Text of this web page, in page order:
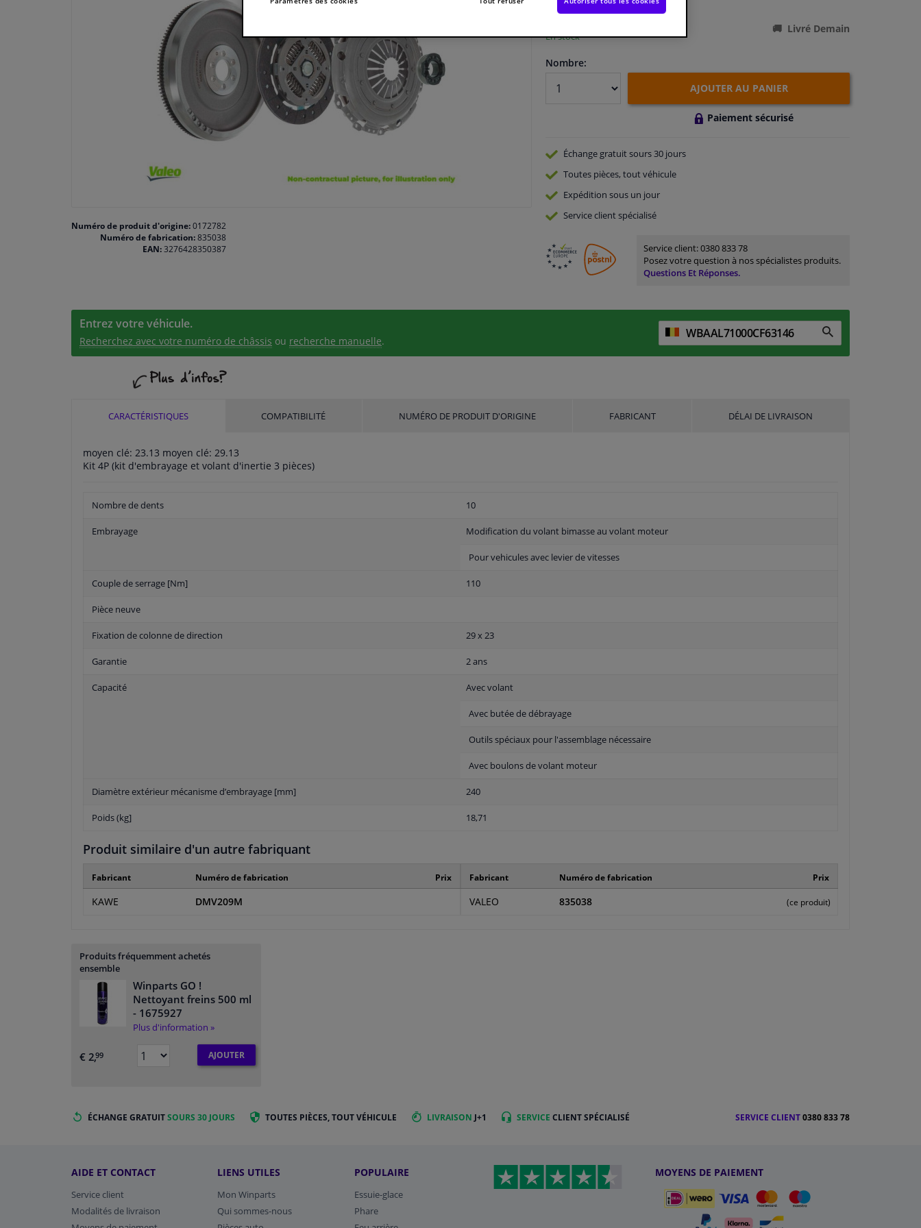
Numéro de produit d'origine:0172782
Numéro de fabrication:835038
EAN:3276428350387
En stock
Livré Demain
Nombre:
AJOUTER AU PANIER
Paiement sécurisé
Échange gratuitsours 30 jours
Toutes pièces, tout véhicule
Expédition sous un jour
Serviceclient spécialisé
Service client:0380 833 78
Posez votre question à nos spécialistes produits.
Questions Et Réponses.
Entrez votre véhicule.
Recherchez avec votre numéro de châssis ou recherche manuelle.
CARACTÉRISTIQUES COMPATIBILITÉ NUMÉRO DE PRODUIT D'ORIGINE FABRICANT DÉLAI DE LIVRAISON
moyen clé: 23.13 moyen clé: 29.13
Kit 4P (kit d'embrayage et volant d'inertie 3 pièces)
Nombre de dents 10
Embrayage Modification du volant bimasse au volant moteur
Pour vehicules avec levier de vitesses
Couple de serrage [Nm] 110
Pièce neuve
Fixation de colonne de direction 29 x 23
Garantie 2 ans
Capacité Avec volant
Avec butée de débrayage
Outils spéciaux pour l'assemblage nécessaire
Avec boulons de volant moteur
Diamètre extérieur mécanisme d’embrayage [mm] 240
Poids (kg] 18,71
Produit similaire d'un autre fabriquant
Fabricant Numéro de fabrication Prix
KAWE DMV209M
Fabricant Numéro de fabrication Prix
VALEO 835038 (ce produit)
Produits fréquemment achetés
ensemble
Winparts GO !
Nettoyant freins 500 ml
- 1675927
Plus d'information »
€ 2,99 AJOUTER
ÉCHANGE GRATUITSOURS 30 JOURS TOUTES PIÈCES, TOUT VÉHICULE LIVRAISON J+1 SERVICE CLIENT SPÉCIALISÉ SERVICE CLIENT0380 833 78
AIDE ET CONTACT
Service client
Modalités de livraison
LIENS UTILES
Mon Winparts
Qui sommes-nous
POPULAIRE
Essuie-glace
Phare
MOYENS DE PAIEMENT